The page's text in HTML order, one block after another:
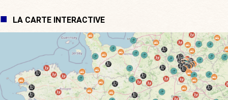
LA CARTE INTERACTIVE